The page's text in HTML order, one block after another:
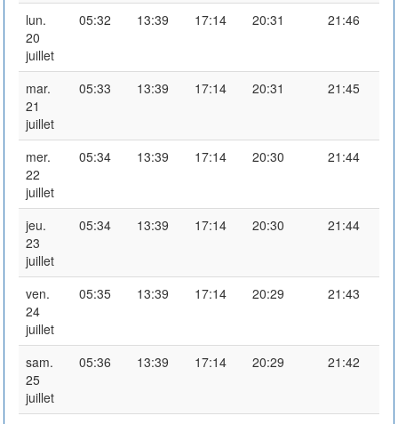
lun.
20
juillet
05:32 13:39 17:14 20:31 21:46
mar.
21
juillet
05:33 13:39 17:14 20:31 21:45
mer.
22
juillet
05:34 13:39 17:14 20:30 21:44
jeu.
23
juillet
05:34 13:39 17:14 20:30 21:44
ven.
24
juillet
05:35 13:39 17:14 20:29 21:43
sam.
25
juillet
05:36 13:39 17:14 20:29 21:42